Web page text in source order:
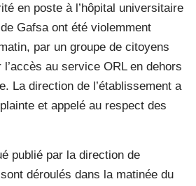
en poste à l’hôpital universitaire
Gafsa ont été violemment
par un groupe de citoyens
au service ORL en dehors
La direction de l’établissement a
et appelé au respect des
publié par la direction de
déroulés dans la matinée du